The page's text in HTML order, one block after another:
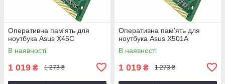
Оперативна пам'ять для
ноутбука Asus X45C
В наявності
1 019 ₴ 1 273 ₴
Оперативна пам'ять для
ноутбука Asus X501A
В наявності
1 019 ₴ 1 273 ₴